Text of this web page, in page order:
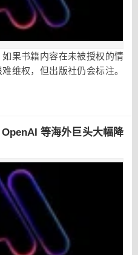
果书籍内容在未被授权的情
维权，但出版社仍会标注。
等海外巨头大幅降